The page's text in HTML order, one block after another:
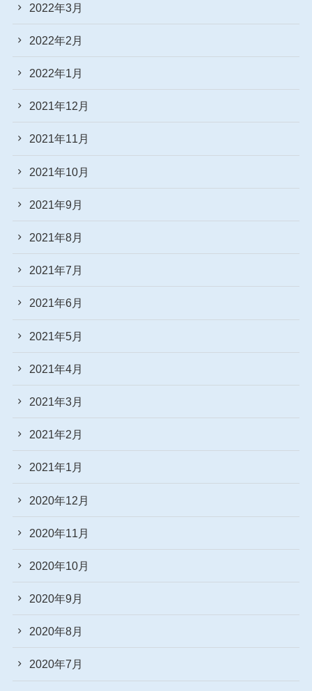
2022年3月
2022年2月
2022年1月
2021年12月
2021年11月
2021年10月
2021年9月
2021年8月
2021年7月
2021年6月
2021年5月
2021年4月
2021年3月
2021年2月
2021年1月
2020年12月
2020年11月
2020年10月
2020年9月
2020年8月
2020年7月